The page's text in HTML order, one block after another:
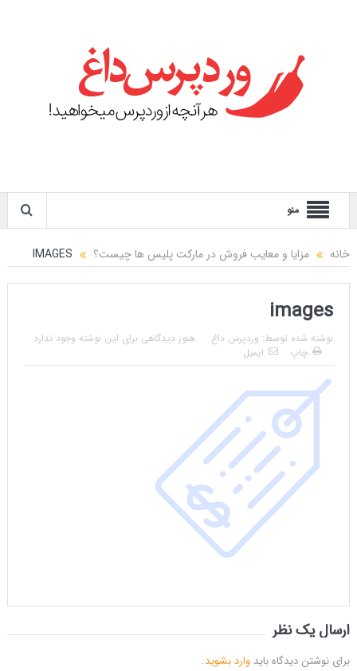
منو
خانه مزایا و معایب فروش در مارکت پلیس ها چیست؟ IMAGES
images
نوشته شده توسط: وردپرس داغ
هنوز دیدگاهی برای این نوشته وجود ندارد
چاپ
ایمیل
ارسال یک نظر
برای نوشتن دیدگاه باید وارد بشوید.